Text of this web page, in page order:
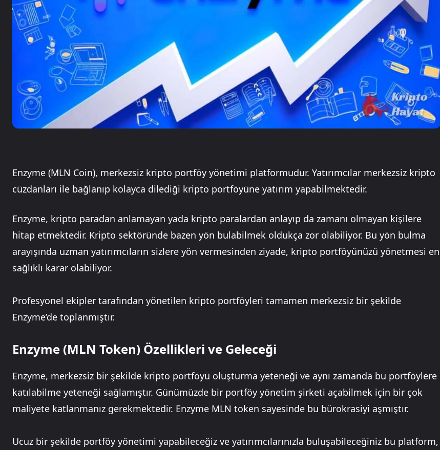
Enzyme (MLN Coin), merkezsiz kripto portföy yönetimi platformudur. Yatırımcılar merkezsiz kripto
cüzdanları ile bağlanıp kolayca dilediği kripto portföyüne yatırım yapabilmektedir.
Enzyme, kripto paradan anlamayan yada kripto paralardan anlayıp da zamanı olmayan kişilere
hitap etmektedir. Kripto sektöründe bazen yön bulabilmek oldukça zor olabiliyor. Bu yön bulma
arayışında uzman yatırımcıların sizlere yön vermesinden ziyade, kripto portföyünüzü yönetmesi en
sağlıklı karar olabiliyor.
Profesyonel ekipler tarafından yönetilen kripto portföyleri tamamen merkezsiz bir şekilde
Enzyme’de toplanmıştır.
Enzyme (MLN Token) Özellikleri ve Geleceği
Enzyme, merkezsiz bir şekilde kripto portföyü oluşturma yeteneği ve aynı zamanda bu portföylere
katılabilme yeteneği sağlamıştır. Günümüzde bir portföy yönetim şirketi açabilmek için bir çok
maliyete katlanmanız gerekmektedir. Enzyme MLN token sayesinde bu bürokrasiyi aşmıştır.
Ucuz bir şekilde portföy yönetimi yapabileceğiz ve yatırımcılarınızla buluşabileceğiniz bu platform,